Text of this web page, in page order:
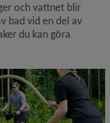
och vattnet blir
bad vid en del av
du kan göra